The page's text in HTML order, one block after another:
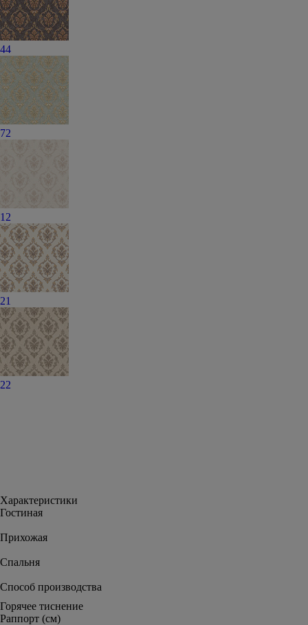
44
72
12
21
22
Характеристики
Гостиная
Прихожая
Спальня
Способ производства
Горячее тиснение
Раппорт (см)